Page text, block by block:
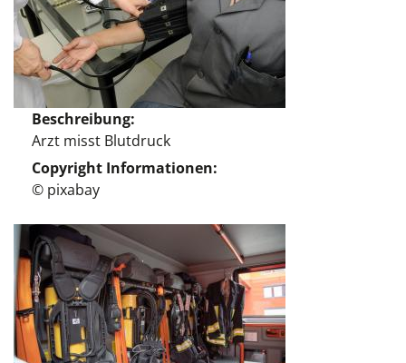
Beschreibung
Arzt misst Blutdruck
Copyright Informationen
© pixabay